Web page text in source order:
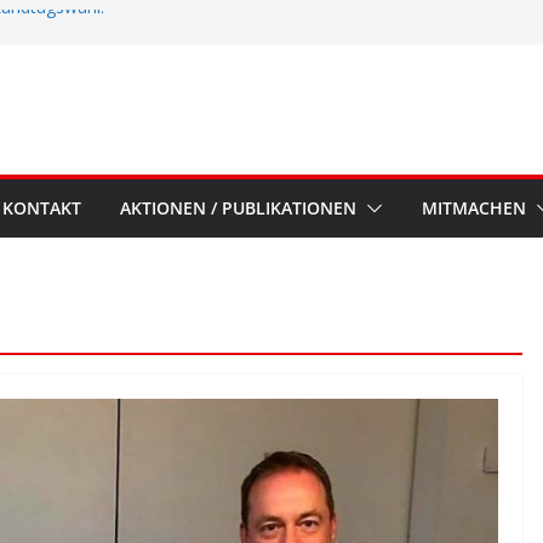
KONTAKT AKTIONEN / PUBLIKATIONEN MITMACHEN
ALLGEMEIN
SPD Sögel-Umfrage 2023
4. Dezember 2023